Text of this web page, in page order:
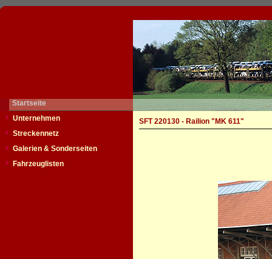
Startseite
Unternehmen
Streckennetz
Galerien & Sonderseiten
Fahrzeuglisten
SFT 220130 - Railion "MK 611"